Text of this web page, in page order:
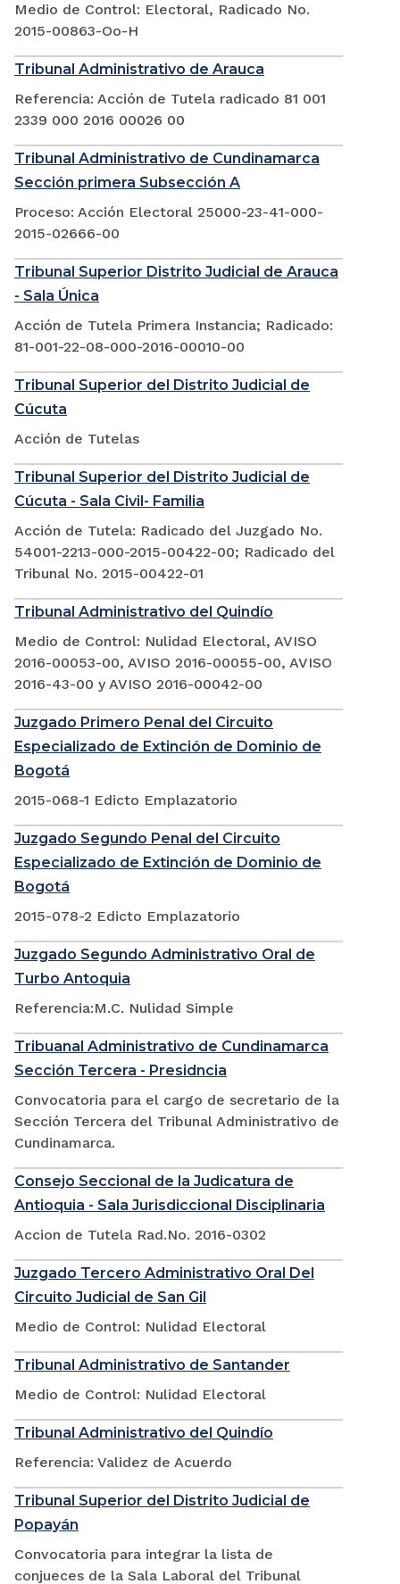
Medio de Control: Electoral, Radicado No.
2015-00863-Oo-H
Tribunal Administrativo de Arauca
Referencia: Acción de Tutela radicado 81 001
2339 000 2016 00026 00
Tribunal Administrativo de Cundinamarca
Sección primera Subsección A
Proceso: Acción Electoral 25000-23-41-000-
2015-02666-00
Tribunal Superior Distrito Judicial de Arauca
- Sala Única
Acción de Tutela Primera Instancia; Radicado:
81-001-22-08-000-2016-00010-00
Tribunal Superior del Distrito Judicial de
Cúcuta
Acción de Tutelas
Tribunal Superior del Distrito Judicial de
Cúcuta - Sala Civil- Familia
Acción de Tutela: Radicado del Juzgado No.
54001-2213-000-2015-00422-00; Radicado del
Tribunal No. 2015-00422-01
Tribunal Administrativo del Quindío
Medio de Control: Nulidad Electoral, AVISO
2016-00053-00, AVISO 2016-00055-00, AVISO
2016-43-00 y AVISO 2016-00042-00
Juzgado Primero Penal del Circuito
Especializado de Extinción de Dominio de
Bogotá
2015-068-1 Edicto Emplazatorio
Juzgado Segundo Penal del Circuito
Especializado de Extinción de Dominio de
Bogotá
2015-078-2 Edicto Emplazatorio
Juzgado Segundo Administrativo Oral de
Turbo Antoquia
Referencia:M.C. Nulidad Simple
Tribuanal Administrativo de Cundinamarca
Sección Tercera - Presidncia
Convocatoria para el cargo de secretario de la
Sección Tercera del Tribunal Administrativo de
Cundinamarca.
Consejo Seccional de la Judicatura de
Antioquia - Sala Jurisdiccional Disciplinaria
Accion de Tutela Rad.No. 2016-0302
Juzgado Tercero Administrativo Oral Del
Circuito Judicial de San Gil
Medio de Control: Nulidad Electoral
Tribunal Administrativo de Santander
Medio de Control: Nulidad Electoral
Tribunal Administrativo del Quindío
Referencia: Validez de Acuerdo
Tribunal Superior del Distrito Judicial de
Popayán
Convocatoria para integrar la lista de
conjueces de la Sala Laboral del Tribunal